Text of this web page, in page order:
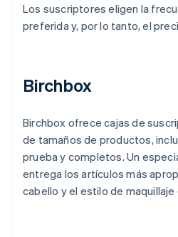
Los suscriptores eligen la
preferida y, por lo tanto, el
Birchbox
Birchbox ofrece cajas de
de tamaños de productos,
prueba y completos. Un
entrega los artículos más
cabello y el estilo de maquillaje